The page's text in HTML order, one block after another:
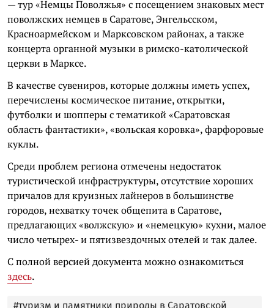
— тур «Немцы Поволжья» с посещением знаковых мест
поволжских немцев в Саратове, Энгельсском,
Красноармейском и Марксовском районах, а также
концерта органной музыки в римско-католической
церкви в Марксе.
В качестве сувениров, которые должны иметь успех,
перечислены космическое питание, открытки,
футболки и шопперы с тематикой «Саратовская
область фантастики», «вольская коровка», фарфоровые
куклы.
Среди проблем региона отмечены недостаток
туристической инфраструктуры, отсутствие хороших
причалов для круизных лайнеров в большинстве
городов, нехватку точек общепита в Саратове,
предлагающих «волжскую» и «немецкую» кухни, малое
число четырех- и пятизвездочных отелей и так далее.
С полной версией документа можно ознакомиться
здесь.
#туризм и памятники природы в Саратовской